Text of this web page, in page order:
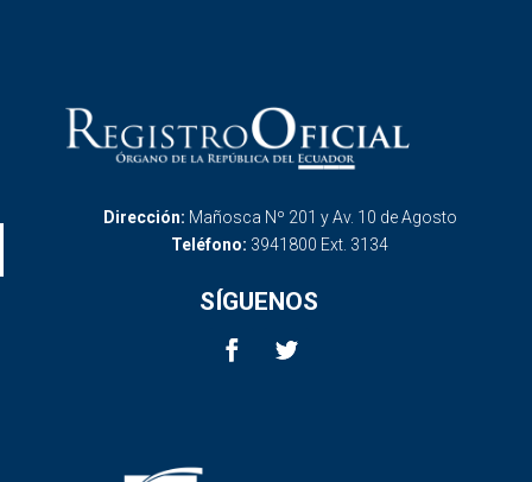
Dirección: Mañosca Nº 201 y Av. 10 de Agosto
Teléfono: 3941800 Ext. 3134
SÍGUENOS